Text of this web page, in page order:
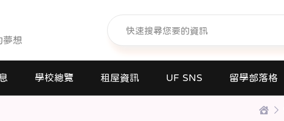
夢想
學校總覽 租屋資訊 UF SNS 留學部落格